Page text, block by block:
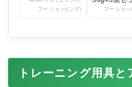
フー ショッピング)
フー ショッ
トレーニング用具